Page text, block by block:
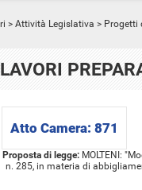
> Attività Legislativa > Progetti
LAVORI
Atto Camera: 871
Proposta di legge:MOLTENI:
n. 285, in materia di